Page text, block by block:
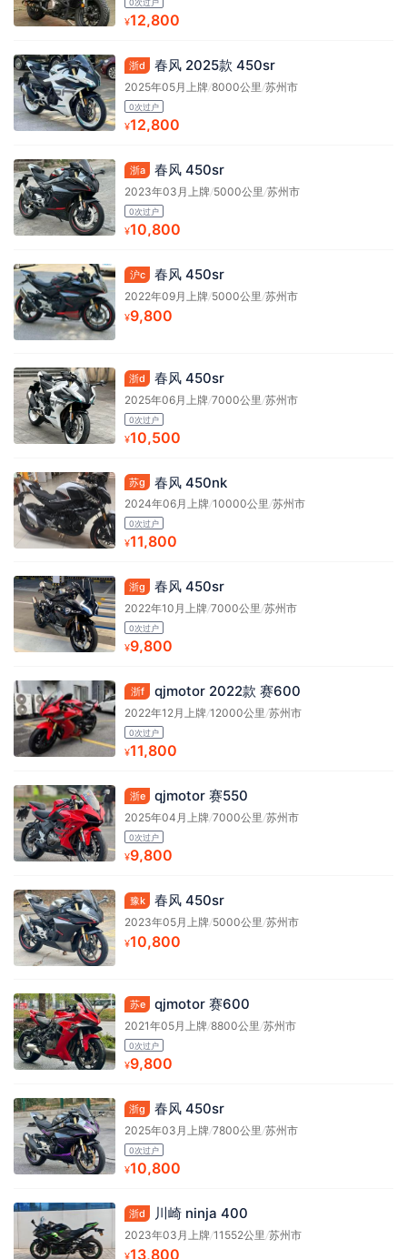
0次过户
¥12,800
浙d 春风 2025款 450sr
2025年05月上牌/8000公里 /苏州市
0次过户
¥12,800
浙a 春风 450sr
2023年03月上牌/5000公里 /苏州市
0次过户
¥10,800
沪c 春风 450sr
2022年09月上牌/5000公里 /苏州市
¥9,800
浙d 春风 450sr
2025年06月上牌/7000公里 /苏州市
0次过户
¥10,500
苏g 春风 450nk
2024年06月上牌/10000公里/苏州市
0次过户
¥11,800
浙g 春风 450sr
2022年10月上牌/7000公里/苏州市
0次过户
¥9,800
浙f qjmotor 2022款 赛600
2022年12月上牌/12000公里/苏州市
0次过户
¥11,800
浙e qjmotor 赛550
2025年04月上牌/7000公里/苏州市
0次过户
¥9,800
豫k 春风 450sr
2023年05月上牌/5000公里/苏州市
¥10,800
苏e qjmotor 赛600
2021年05月上牌/8800公里/苏州市
0次过户
¥9,800
浙g 春风 450sr
2025年03月上牌/7800公里/苏州市
0次过户
¥10,800
浙d 川崎 ninja 400
2023年03月上牌/11552公里 /苏州市
¥13,800